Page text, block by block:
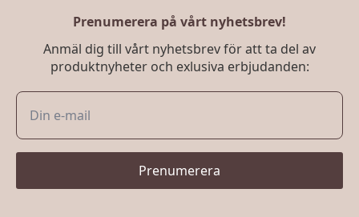
Prenumerera på vårt nyhetsbrev!
Anmäl dig till vårt nyhetsbrev för att ta del av
produktnyheter och exlusiva erbjudanden:
Prenumerera